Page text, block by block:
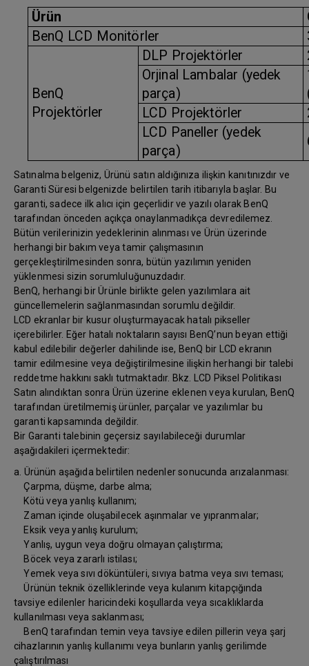
Ürün
BenQ LCD Monitörler
BenQ
Projektörler
DLP Projektörler
Orjinal Lambalar (yedek
parça)
LCD Projektörler
LCD Paneller (yedek
parça)
Satınalma belgeniz, Ürünü satın aldığınıza ilişkin kanıtınızdır ve
Garanti Süresi belgenizde belirtilen tarih itibarıyla başlar. Bu
garanti, sadece ilk alıcı için geçerlidir ve yazılı olarak BenQ
tarafından önceden açıkça onaylanmadıkça devredilemez.
Bütün verilerinizin yedeklerinin alınması ve Ürün üzerinde
herhangi bir bakım veya tamir çalışmasının
gerçekleştirilmesinden sonra, bütün yazılımın yeniden
yüklenmesi sizin sorumluluğunuzdadır.
BenQ, herhangi bir Ürünle birlikte gelen yazılımlara ait
güncellemelerin sağlanmasından sorumlu değildir.
LCD ekranlar bir kusur oluşturmayacak hatalı pikseller
içerebilirler. Eğer hatalı noktaların sayısı BenQ’nun beyan ettiği
kabul edilebilir değerler dahilinde ise, BenQ bir LCD ekranın
tamir edilmesine veya değiştirilmesine ilişkin herhangi bir talebi
reddetme hakkını saklı tutmaktadır. Bkz. LCD Piksel Politikası
Satın alındıktan sonra Ürün üzerine eklenen veya kurulan, BenQ
tarafından üretilmemiş ürünler, parçalar ve yazılımlar bu
garanti kapsamında değildir.
Bir Garanti talebinin geçersiz sayılabileceği durumlar
aşağıdakileri içermektedir:
a. Ürünün aşağıda belirtilen nedenler sonucunda arızalanması:
Çarpma, düşme, darbe alma;
Kötü veya yanlış kullanım;
Zaman içinde oluşabilecek aşınmalar ve yıpranmalar;
Eksik veya yanlış kurulum;
Yanlış, uygun veya doğru olmayan çalıştırma;
Böcek veya zararlı istilası;
Yemek veya sıvı döküntüleri, sıvıya batma veya sıvı teması;
Ürünün teknik özelliklerinde veya kulanım kitapçığında
tavsiye edilenler haricindeki koşullarda veya sıcaklıklarda
kullanılması veya saklanması;
BenQ tarafından temin veya tavsiye edilen pillerin veya şarj
cihazlarının yanlış kullanımı veya bunların yanlış gerilimde
çalıştırılması